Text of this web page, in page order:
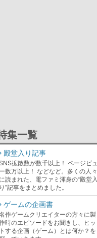
集一覧
殿堂入り記事
拡散数が数千以上！ ページビュ
ー数万以上！ などなど。多くの人々
に読まれた、電ファミ渾身の“殿堂入
り”記事をまとめました。
ゲームの企画書
作ゲームクリエイターの方々に製
時のエピソードをお聞きし、ヒッ
トする企画（ゲーム）とは何か？を